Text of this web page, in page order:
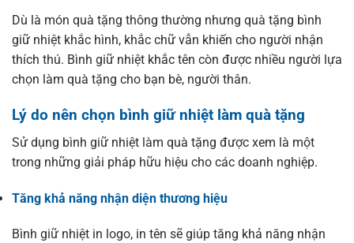
Dù là món quà tặng thông thường nhưng quà tặng bình
giữ nhiệt khắc hình, khắc chữ vẫn khiến cho người nhận
thích thú. Bình giữ nhiệt khắc tên còn được nhiều người lựa
chọn làm quà tặng cho bạn bè, người thân.
Lý do nên chọn bình giữ nhiệt làm quà tặng
Sử dụng bình giữ nhiệt làm quà tặng được xem là một
trong những giải pháp hữu hiệu cho các doanh nghiệp.
Tăng khả năng nhận diện thương hiệu
Bình giữ nhiệt in logo, in tên sẽ giúp tăng khả năng nhận